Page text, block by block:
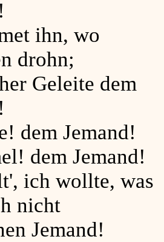
ihn, wo
drohn;
Geleite dem
dem Jemand!
dem Jemand!
ich wollte, was
nicht
Jemand!